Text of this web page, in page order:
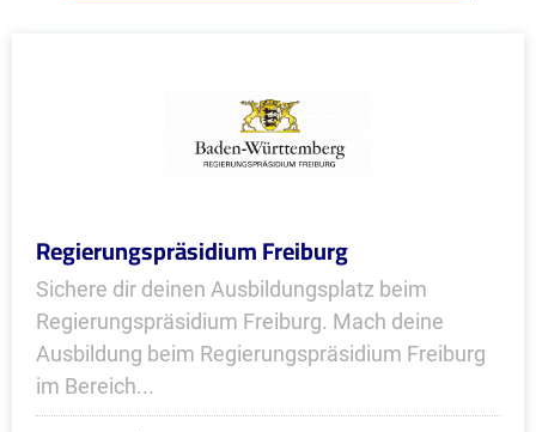
Regierungspräsidium Freiburg
Sichere dir deinen Ausbildungsplatz beim
Regierungspräsidium Freiburg. Mach deine
Ausbildung beim Regierungspräsidium Freiburg
im Bereich...